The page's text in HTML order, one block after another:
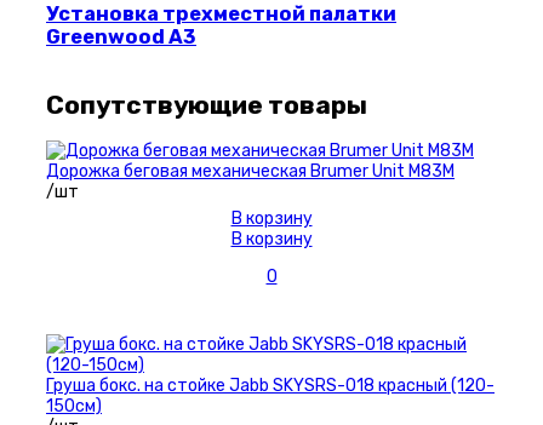
Установка трехместной палатки
Greenwood A3
Сопутствующие товары
Дорожка беговая механическая Brumer Unit M83M
/шт
В корзину
В корзину
0
Груша бокс. на стойке Jabb SKYSRS-018 красный (120-
150см)